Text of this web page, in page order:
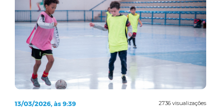
2736 visualizações
13/03/2026, às 9:39